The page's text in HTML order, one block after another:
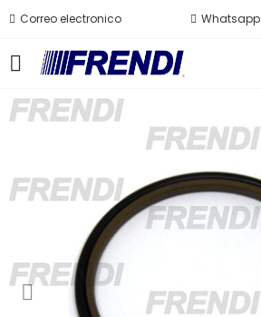
Correo electronico Whatsapp